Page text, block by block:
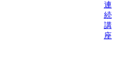
連
続
講
座